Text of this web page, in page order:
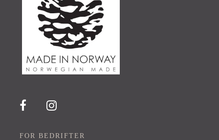
FOR BEDRIFTER